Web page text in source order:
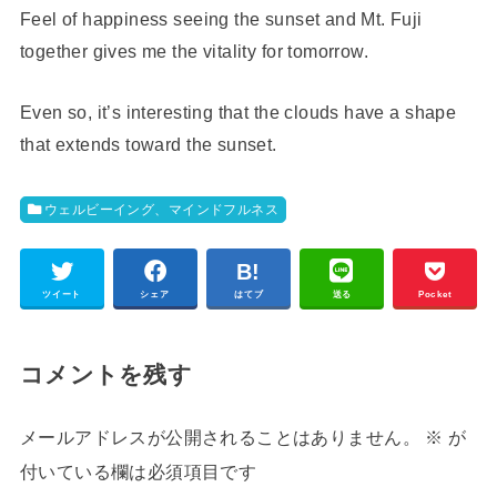
Feel of happiness seeing the sunset and Mt. Fuji
together gives me the vitality for tomorrow.
Even so, it’s interesting that the clouds have a shape
that extends toward the sunset.
ウェルビーイング、マインドフルネス
ツイート シェア はてブ 送る Pocket
コメントを残す
メールアドレスが公開されることはありません。 ※ が
付いている欄は必須項目です